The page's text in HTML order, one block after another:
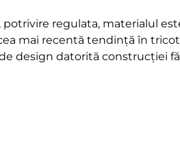
regulata, materialul
mai recentă tendință în
design datorită construcției